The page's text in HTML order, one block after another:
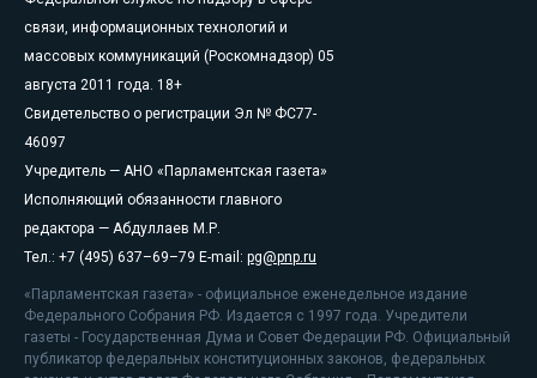
связи, информационных технологий и
массовых коммуникаций (Роскомнадзор) 05
августа 2011 года. 18+
Свидетельство о регистрации Эл № ФС77-
46097
Учредитель — АНО «Парламентская газета»
Исполняющий обязанности главного
редактора — Абдуллаев М.Р.
Тел.: +7 (495) 637–69–79 E-mail: pg@pnp.ru
«Парламентская газета» - официальное еженедельное издание
Федерального Собрания РФ. Издается с 1997 года. Учредители
газеты - Государственная Дума и Совет Федерации РФ. Официальный
публикатор федеральных конституционных законов, федеральных